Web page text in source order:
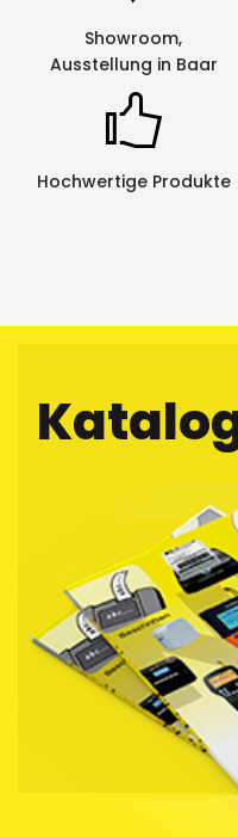
Showroom,
Ausstellung in Baar
Hochwertige Produkte